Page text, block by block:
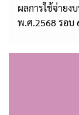
ผลการใช้จ่าย
พ.ศ.2568 รอบ